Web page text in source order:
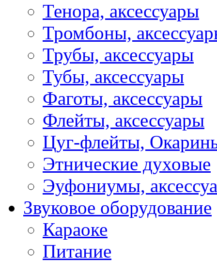
Тенора, аксессуары
Тромбоны,
Трубы, аксессуары
Тубы, аксессуары
Фаготы, аксессуары
Флейты, аксессуары
Цуг-флейты,
Этнические духовые
Эуфониумы,
Звуковое оборудование
Караоке
Питание